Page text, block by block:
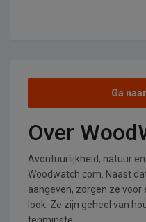
Ga
Over
Avontuurlijkheid, natuur
Woodwatch.com. Naast
aangeven, zorgen ze voor
look. Ze zijn geheel van